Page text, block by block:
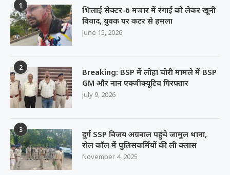
1
भिलाई सेक्टर-6 मजार में रंगाई को लेकर खूनी
विवाद, युवक पर कटर से हमला
June 15, 2026
2
Breaking: BSP में लोहा चोरी मामले में BSP
GM और नान एक्जीक्यूटिव गिरफ्तार
July 9, 2026
3
दुर्ग SSP विजय अग्रवाल पहुंचे जामुल थाना,
रोल कॉल में पुलिसकर्मियों की ली क्लास
November 4, 2025